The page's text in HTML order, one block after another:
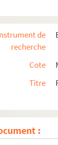
de
recherche
Cote
Titre
:
de
collectionneurs
fuite en Égypte
et